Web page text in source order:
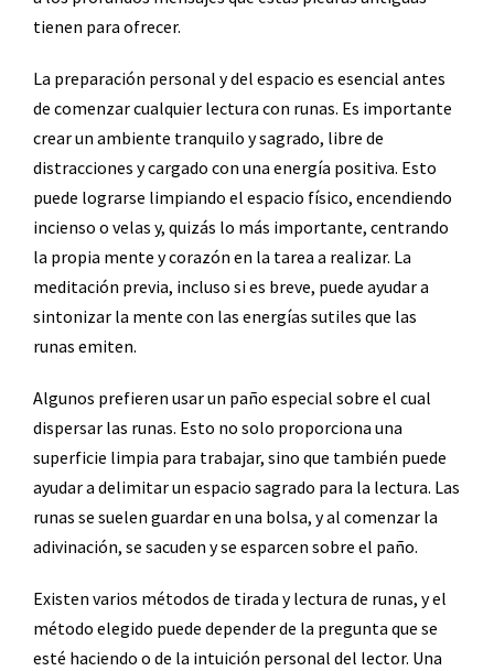
tienen para ofrecer.
La preparación personal y del espacio es esencial antes
de comenzar cualquier lectura con runas. Es importante
crear un ambiente tranquilo y sagrado, libre de
distracciones y cargado con una energía positiva. Esto
puede lograrse limpiando el espacio físico, encendiendo
incienso o velas y, quizás lo más importante, centrando
la propia mente y corazón en la tarea a realizar. La
meditación previa, incluso si es breve, puede ayudar a
sintonizar la mente con las energías sutiles que las
runas emiten.
Algunos prefieren usar un paño especial sobre el cual
dispersar las runas. Esto no solo proporciona una
superficie limpia para trabajar, sino que también puede
ayudar a delimitar un espacio sagrado para la lectura. Las
runas se suelen guardar en una bolsa, y al comenzar la
adivinación, se sacuden y se esparcen sobre el paño.
Existen varios métodos de tirada y lectura de runas, y el
método elegido puede depender de la pregunta que se
esté haciendo o de la intuición personal del lector. Una